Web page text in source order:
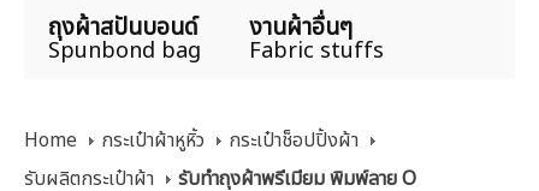
ถุงผ้าสปันบอนด์
Spunbond bag
งานผ้าอื่นๆ
Fabric stuffs
Home กระเป๋าผ้าหูหิ้ว
กระเป๋าช็อปปิ้งผ้า
รับผลิตกระเป๋าผ้า
รับทำถุงผ้าพรีเมียม พิมพ์ลาย O